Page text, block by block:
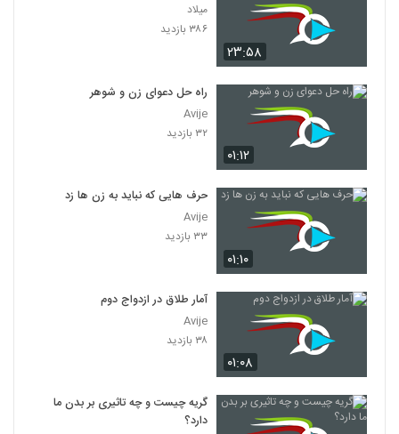
۲۳:۵۸
میلاد
۳۸۶ بازدید
۰۱:۱۲
راه حل دعوای زن و شوهر
Avije
۳۲ بازدید
۰۱:۱۰
حرف هایی که نباید به زن ها زد
Avije
۳۳ بازدید
۰۱:۰۸
آمار طلاق در ازدواج دوم
Avije
۳۸ بازدید
گریه چیست و چه تاثیری بر بدن ما
دارد؟